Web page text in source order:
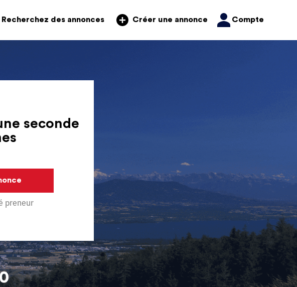
Recherchez des annonces Créer une annonce Compte
seconde
preneur